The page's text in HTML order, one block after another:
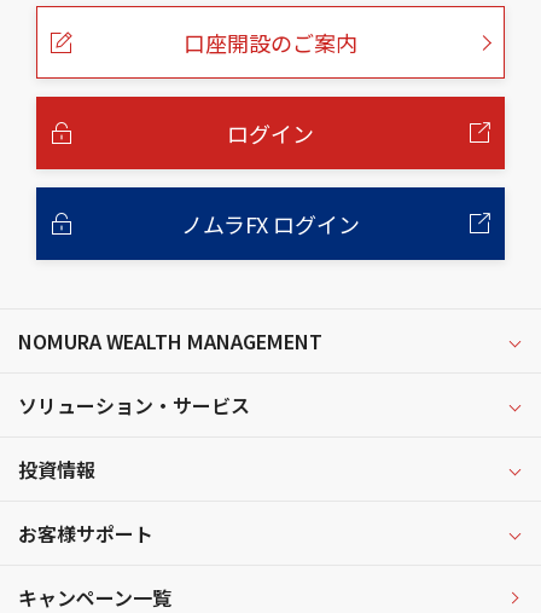
口座開設のご案内
ログイン
ノムラFX ログイン
NOMURA WEALTH MANAGEMENT
ソリューション・サービス
投資情報
お客様サポート
キャンペーン一覧